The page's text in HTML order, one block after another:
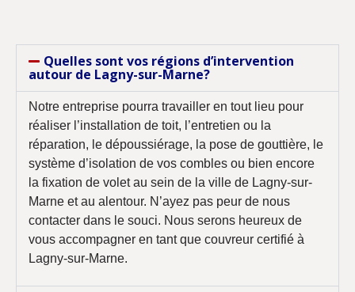
Quelles sont vos régions d’intervention
autour de Lagny-sur-Marne?
Notre entreprise pourra travailler en tout lieu pour
réaliser l’installation de toit, l’entretien ou la
réparation, le dépoussiérage, la pose de gouttière, le
système d’isolation de vos combles ou bien encore
la fixation de volet au sein de la ville de Lagny-sur-
Marne et au alentour. N’ayez pas peur de nous
contacter dans le souci. Nous serons heureux de
vous accompagner en tant que couvreur certifié à
Lagny-sur-Marne.